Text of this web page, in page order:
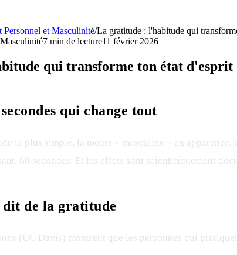
Personnel et Masculinité/La gratitude : l'habitude qui
7 min de lecture11 février 2026
qui transforme ton état d'esprit
qui change tout
la plus simple, la moins « masculine » en apparence,
60 secondes. Et les effets sont scientifiquement
dit de la gratitude
(UC Davis) montrent que les personnes qui